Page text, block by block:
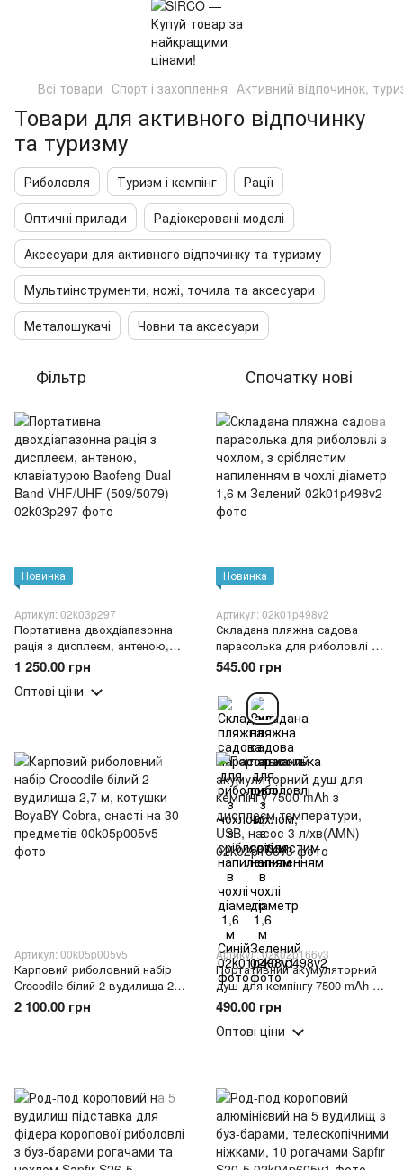
Всі товари Спорт і захоплення Активний відпочинок,
Товари для активного відпочинку
та туризму
Риболовля Туризм і кемпінг
Рації
Оптичні прилади
Радіокеровані моделі
Аксесуари для активного відпочинку та туризму
Мультиінструменти, ножі, точила та аксесуари
Металошукачі
Човни та аксесуари
Фільтр Спочатку нові
Новинка
Артикул: 02k03p297
Портативна двохдіапазонна
рація з дисплеєм, антеною,
клавіатурою Baofeng Dual
Band VHF/UHF (509/5079)
1 250.00 грн
Оптові ціни
Новинка
Артикул: 02k01p498v2
Складана пляжна садова
парасолька для риболовлі з
чохлом, з сріблястим
напиленням в чохлі діаметр
1,6 м Зелений
545.00 грн
Артикул: 00k05p005v5
Карповий риболовний набір
Crocodile білий 2 вудилища 2,7
м, котушки BoyaBY Cobra,
снасті на 30 предметів
2 100.00 грн
Артикул: 02k02p166v3
Портативний акумуляторний
душ для кемпінгу 7500 mAh з
дисплеєм температури, USB,
насос 3 л/хв(AMN)
490.00 грн
Оптові ціни